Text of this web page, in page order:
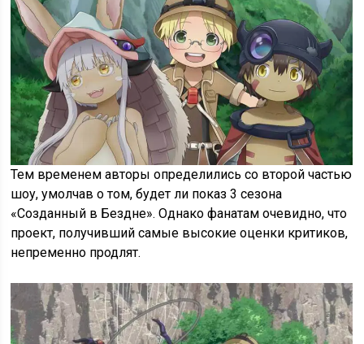
Тем временем авторы определились со второй частью
шоу, умолчав о том, будет ли показ 3 сезона
«Созданный в Бездне». Однако фанатам очевидно, что
проект, получивший самые высокие оценки критиков,
непременно продлят.